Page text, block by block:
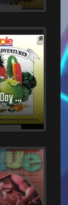
Dole: 5 A Day Adventures